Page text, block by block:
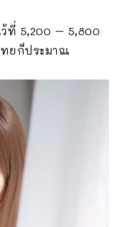
ที่ 5,200 – 5,800
ยก็ประมาณ